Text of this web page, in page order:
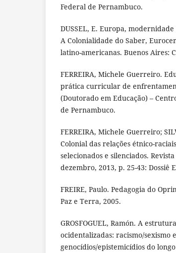
Federal de Pernambuco.
DUSSEL, E. Europa,
A Colonialidade do Saber,
latino-americanas. Buenos Aires:
FERREIRA, Michele Guerreiro.
prática curricular de
(Doutorado em Educação) –
de Pernambuco.
FERREIRA, Michele Guerreiro;
Colonial das relações étnico-
selecionados e silenciados.
dezembro, 2013, p. 25-43: Dossiê
FREIRE, Paulo. Pedagogia do
Paz e Terra, 2005.
GROSFOGUEL, Ramón. A
ocidentalizadas: racismo/sexismo
genocídios/epistemicídios do